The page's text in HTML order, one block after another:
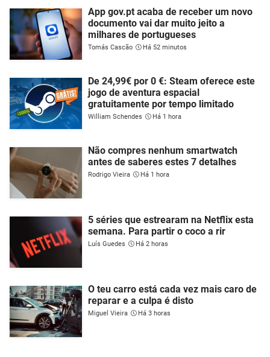
App gov.pt acaba de receber um novo
documento vai dar muito jeito a
milhares de portugueses
Tomás Cascão Há 52 minutos
De 24,99€ por 0 €: Steam oferece este
jogo de aventura espacial
gratuitamente por tempo limitado
William Schendes Há 1 hora
Não compres nenhum smartwatch
antes de saberes estes 7 detalhes
Rodrigo Vieira Há 1 hora
5 séries que estrearam na Netflix esta
semana. Para partir o coco a rir
Luís Guedes Há 2 horas
O teu carro está cada vez mais caro de
reparar e a culpa é disto
Miguel Vieira Há 3 horas